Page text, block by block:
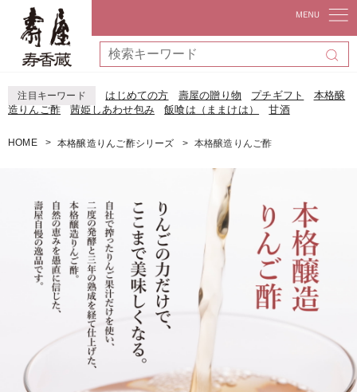
注目キーワード はじめての方 壽屋の贈り物 プチギフト
本格醸
造りんご酢
茜姫しあわせ包み 飯喰は（ままけは） 甘酒
HOME 本格醸造りんご酢シリーズ 本格醸造りんご酢